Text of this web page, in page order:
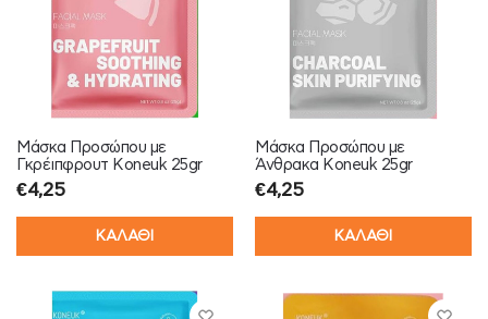
Μάσκα Προσώπου με
Γκρέιπφρουτ Koneuk 25gr
€4,25
ΚΑΛΑΘΙ
Μάσκα Προσώπου με
Άνθρακα Koneuk 25gr
€4,25
ΚΑΛΑΘΙ